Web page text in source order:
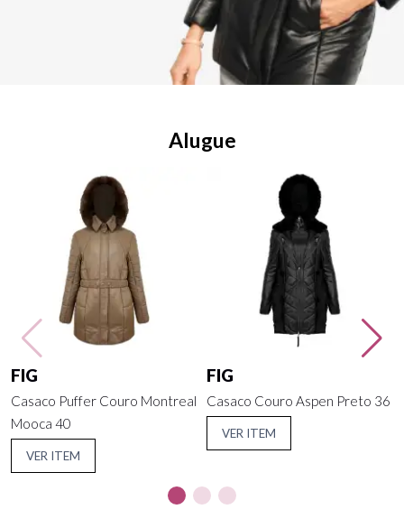
Alugue
FIG
Casaco Puffer Couro Montreal
Mooca 40
VER ITEM
FIG
Casaco Couro Aspen Preto 36
VER ITEM